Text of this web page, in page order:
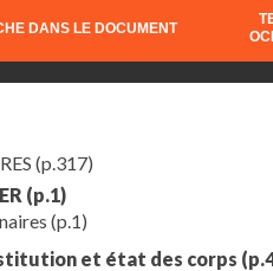
DANS LE DOCUMENT
(p.317)
(p.1)
(p.1)
et état des corps